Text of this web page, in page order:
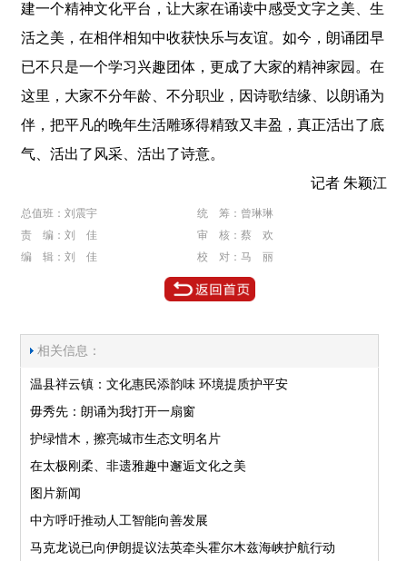
建一个精神文化平台，让大家在诵读中感受文字之美、生
活之美，在相伴相知中收获快乐与友谊。如今，朗诵团早
已不只是一个学习兴趣团体，更成了大家的精神家园。在
这里，大家不分年龄、不分职业，因诗歌结缘、以朗诵为
伴，把平凡的晚年生活雕琢得精致又丰盈，真正活出了底
气、活出了风采、活出了诗意。
记者 朱颖江
总值班：刘震宇
统 筹：曾琳琳
责 编：刘 佳
审 核：蔡 欢
编 辑：刘 佳
校 对：马 丽
相关信息：
温县祥云镇：文化惠民添韵味 环境提质护平安
毋秀先：朗诵为我打开一扇窗
护绿惜木，擦亮城市生态文明名片
在太极刚柔、非遗雅趣中邂逅文化之美
图片新闻
中方呼吁推动人工智能向善发展
马克龙说已向伊朗提议法英牵头霍尔木兹海峡护航行动